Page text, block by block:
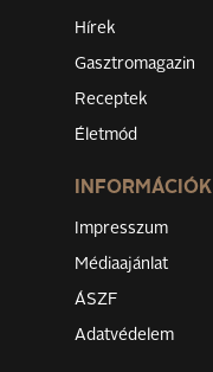
Hírek
Gasztromagazin
Receptek
Életmód
INFORMÁCIÓK
Impresszum
Médiaajánlat
ÁSZF
Adatvédelem